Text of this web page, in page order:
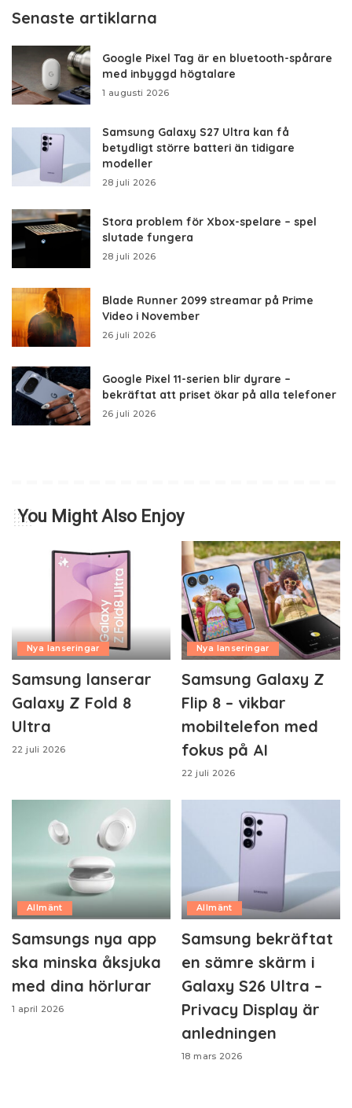
Senaste artiklarna
Google Pixel Tag är en bluetooth-spårare
med inbyggd högtalare
1 augusti 2026
Samsung Galaxy S27 Ultra kan få
betydligt större batteri än tidigare
modeller
28 juli 2026
Stora problem för Xbox-spelare – spel
slutade fungera
28 juli 2026
Blade Runner 2099 streamar på Prime
Video i November
26 juli 2026
Google Pixel 11-serien blir dyrare –
bekräftat att priset ökar på alla telefoner
26 juli 2026
You Might Also Enjoy
Nya lanseringar
Samsung lanserar
Galaxy Z Fold 8
Ultra
22 juli 2026
Nya lanseringar
Samsung Galaxy Z
Flip 8 – vikbar
mobiltelefon med
fokus på AI
22 juli 2026
Allmänt
Samsungs nya app
ska minska åksjuka
med dina hörlurar
1 april 2026
Allmänt
Samsung bekräftat
en sämre skärm i
Galaxy S26 Ultra –
Privacy Display är
anledningen
18 mars 2026